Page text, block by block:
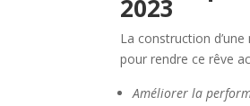
2023
La construction
pour rendre ce rêve
Améliorer la